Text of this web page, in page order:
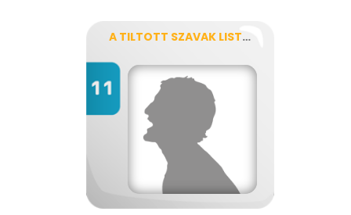
A TILTOTT SZAVAK LISTÁJA TABU!